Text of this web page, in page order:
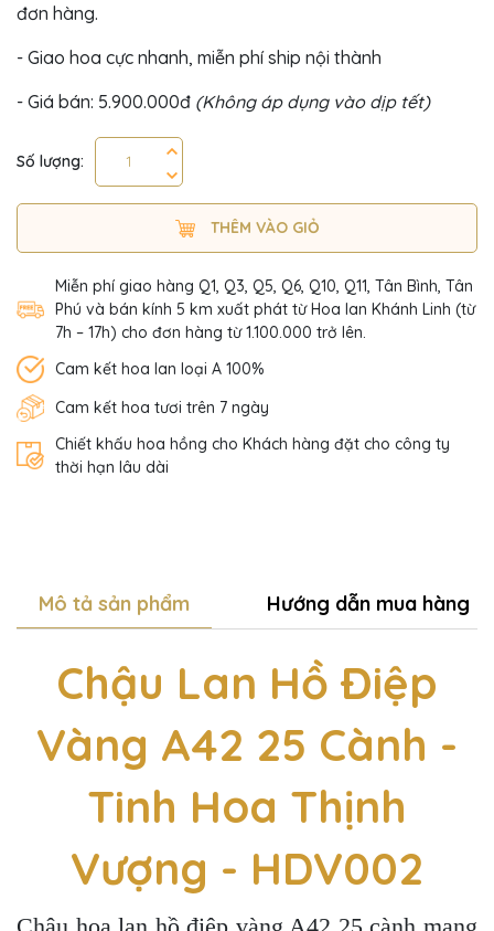
đơn hàng.
- Giao hoa cực nhanh, miễn phí ship nội thành
- Giá bán: 5.900.000đ (Không áp dụng vào dịp tết)
Số lượng:
THÊM VÀO GIỎ
Miễn phí giao hàng Q1, Q3, Q5, Q6, Q10, Q11, Tân Bình, Tân
Phú và bán kính 5 km xuất phát từ Hoa lan Khánh Linh (từ
7h – 17h) cho đơn hàng từ 1.100.000 trở lên.
Cam kết hoa lan loại A 100%
Cam kết hoa tươi trên 7 ngày
Chiết khấu hoa hồng cho Khách hàng đặt cho công ty
thời hạn lâu dài
Mô tả sản phẩm Hướng dẫn mua hàng
Chậu Lan Hồ Điệp
Vàng A42 25 Cành -
Tinh Hoa Thịnh
Vượng - HDV002